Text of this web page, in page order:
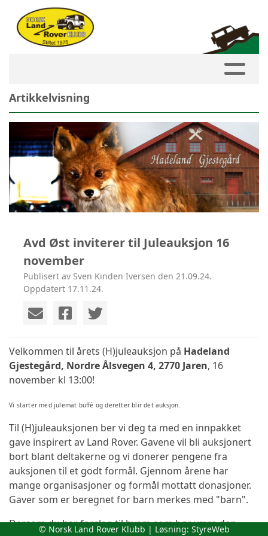
Artikkelvisning
Avd Øst inviterer til Juleauksjon 16
november
Publisert av Sven Kinden Iversen den 21.09.24.
Oppdatert 17.11.24.
Velkommen til årets (H)juleauksjon på Hadeland
Gjestegård, Nordre Ålsvegen 4, 2770 Jaren, 16
november kl 13:00!
Vi starter med julemat buffé og deretter blir det auksjon.
Til (H)juleauksjonen ber vi deg ta med en innpakket
gave inspirert av Land Rover. Gavene vil bli auksjonert
bort blant deltakerne og vi donerer pengene fra
auksjonen til et godt formål. Gjennom årene har
mange organisasjoner og formål mottatt donasjoner.
Gaver som er beregnet for barn merkes med "barn".
Dersom du har forslag til hvem som bør være den
© Norsk Land Rover Klubb | Løsning: StyreWeb